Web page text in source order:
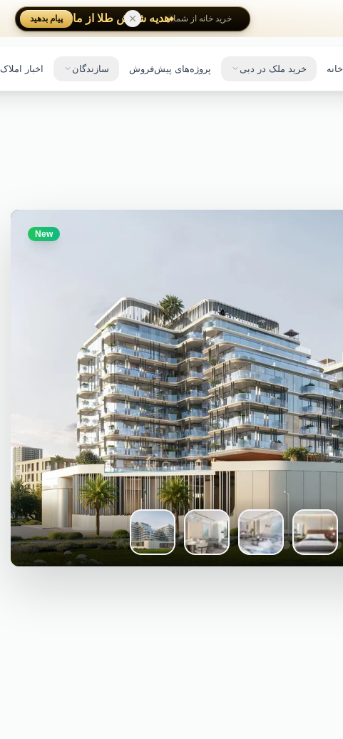
خرید خانه از شما هدیه شمش طلا از ما پیام بدهید
اخبار املاک سازندگان پروژه‌های پیش‌فروش خرید ملک در دبی خانه
New